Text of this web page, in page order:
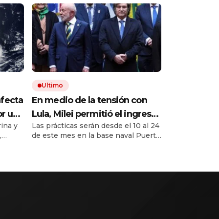
un
y
Ultimo
En medio de la tensión con
Lula, Milei permitió el ingreso
al país de la Marina de Brasil
para realizar ejercicios
Las prácticas serán desde el 10 al 24
de este mes en la base naval Puerto